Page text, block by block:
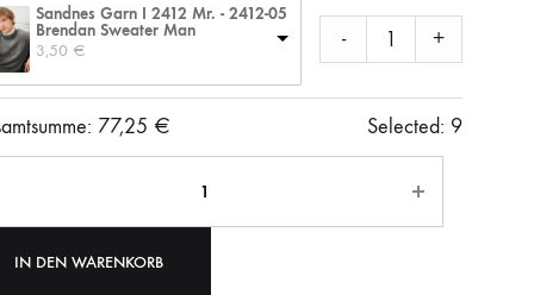
Sandnes Garn I 2412 Mr. - 2412-05
Brendan Sweater Man
3,50 € - +
77,25 € Selected: 9
IN DEN WARENKORB